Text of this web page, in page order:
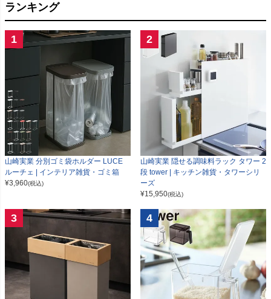
ランキング
1
山崎実業 分別ゴミ袋ホルダー LUCE
ルーチェ | インテリア雑貨・ゴミ箱
¥3,960(税込)
2
山崎実業 隠せる調味料ラック タワー 2
段 tower | キッチン雑貨・タワーシリ
ーズ
¥15,950(税込)
3 4